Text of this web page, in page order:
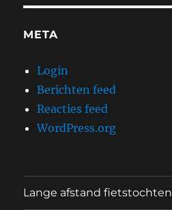
META
Login
Berichten feed
Reacties feed
WordPress.org
Lange afstand fietstochten